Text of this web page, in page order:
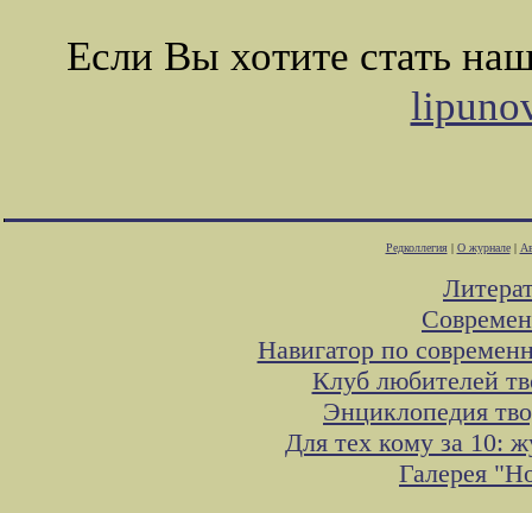
Если Вы хотите стать
Редколлегия| О журнале|
Навигатор по
Клуб любителей
Энциклопедия
Для тех кому за 10:
Галерея